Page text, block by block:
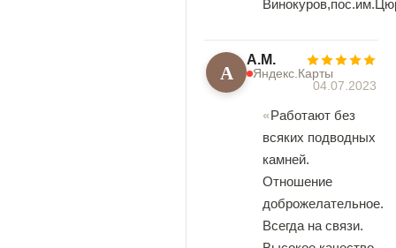
А А.М.
Яндекс.Карты
04.07.2023
Работают без
всяких подводных
камней.
Отношение
доброжелательное.
Всегда на связи.